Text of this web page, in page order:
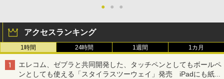
● ● ●
アクセスランキング
1時間 24時間 1週間 1カ月
エレコム、ゼブラと共同開発した、タッチペンとしてもボールペ
ンとしても使える「スタイラスツーウェイ」発売 iPadにも紙に